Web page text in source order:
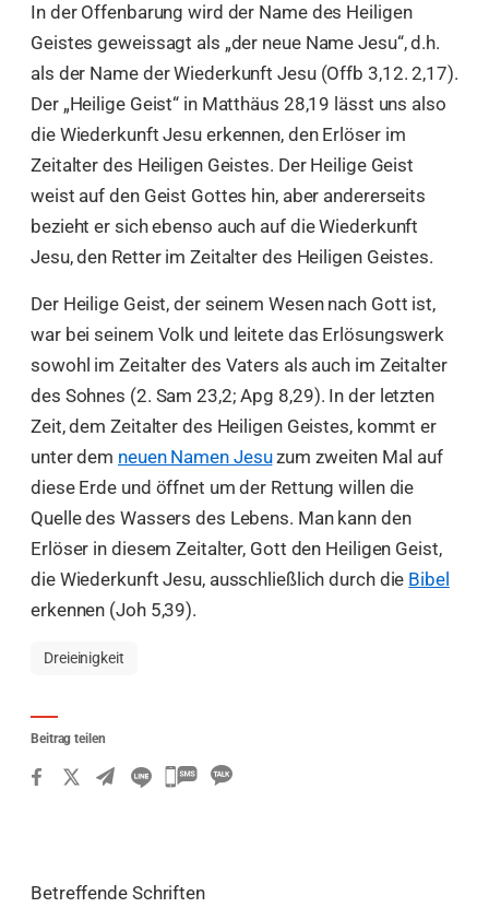
In der Offenbarung wird der Name des Heiligen
Geistes geweissagt als „der neue Name Jesu“, d.h.
als der Name der Wiederkunft Jesu (Offb 3,12. 2,17).
Der „Heilige Geist“ in Matthäus 28,19 lässt uns also
die Wiederkunft Jesu erkennen, den Erlöser im
Zeitalter des Heiligen Geistes. Der Heilige Geist
weist auf den Geist Gottes hin, aber andererseits
bezieht er sich ebenso auch auf die Wiederkunft
Jesu, den Retter im Zeitalter des Heiligen Geistes.
Der Heilige Geist, der seinem Wesen nach Gott ist,
war bei seinem Volk und leitete das Erlösungswerk
sowohl im Zeitalter des Vaters als auch im Zeitalter
des Sohnes (2. Sam 23,2; Apg 8,29). In der letzten
Zeit, dem Zeitalter des Heiligen Geistes, kommt er
unter dem neuen Namen Jesuzum zweiten Mal auf
diese Erde und öffnet um der Rettung willen die
Quelle des Wassers des Lebens. Man kann den
Erlöser in diesem Zeitalter, Gott den Heiligen Geist,
die Wiederkunft Jesu, ausschließlich durch die Bibel
erkennen (Joh 5,39).
Dreieinigkeit
Beitrag teilen
카
Betreffende Schriften